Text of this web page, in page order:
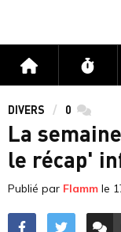
Accueil Flux
DIVERS 0
La
le récap'
Publié par Flamm le